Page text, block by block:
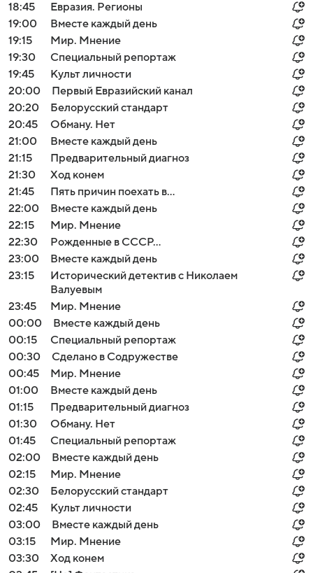
18:45
Евразия. Регионы
19:00
Вместе каждый день
19:15
Мир. Мнение
19:30
Специальный репортаж
19:45
Культ личности
20:00
Первый Евразийский канал
20:20
Белорусский стандарт
20:45
Обману. Нет
21:00
Вместе каждый день
21:15
Предварительный диагноз
21:30
Ход конем
21:45
Пять причин поехать в...
22:00
Вместе каждый день
22:15
Мир. Мнение
22:30
Рожденные в СССР...
23:00
Вместе каждый день
23:15
Исторический детектив с Николаем
Валуевым
23:45
Мир. Мнение
00:00
Вместе каждый день
00:15
Специальный репортаж
00:30
Сделано в Содружестве
00:45
Мир. Мнение
01:00
Вместе каждый день
01:15
Предварительный диагноз
01:30
Обману. Нет
01:45
Специальный репортаж
02:00
Вместе каждый день
02:15
Мир. Мнение
02:30
Белорусский стандарт
02:45
Культ личности
03:00
Вместе каждый день
03:15
Мир. Мнение
03:30
Ход конем